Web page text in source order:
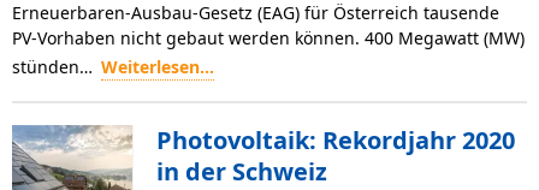
Erneuerbaren-Ausbau-Gesetz (EAG) für Österreich tausende
PV-Vorhaben nicht gebaut werden können. 400 Megawatt (MW)
stünden… Weiterlesen...
Photovoltaik: Rekordjahr 2020
in der Schweiz